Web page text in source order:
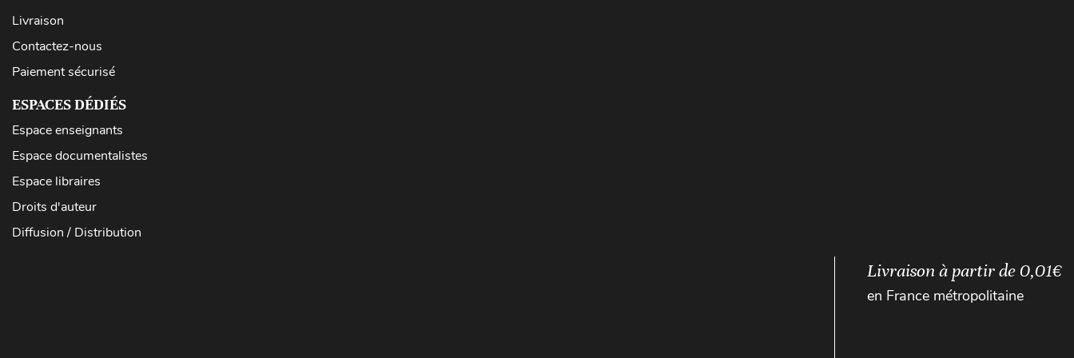
Livraison
Contactez-nous
Paiement sécurisé
ESPACES DÉDIÉS
Espace enseignants
Espace documentalistes
Espace libraires
Droits d'auteur
Diffusion / Distribution
Livraison à partir de 0,01€
en France métropolitaine